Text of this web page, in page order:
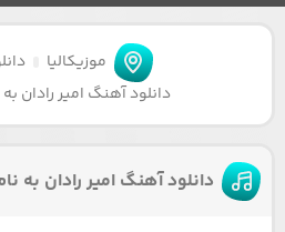
موزیکالیا
دانلود آهنگ امیر رادان
دانلود آهنگ امیر رادان به